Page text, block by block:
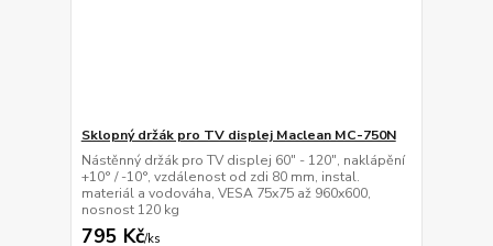
Sklopný držák pro TV displej Maclean MC-750N
Nástěnný držák pro TV displej 60" - 120", naklápění
+10° / -10°, vzdálenost od zdi 80 mm, instal.
materiál a vodováha, VESA 75x75 až 960x600,
nosnost 120 kg
795 Kč/ks